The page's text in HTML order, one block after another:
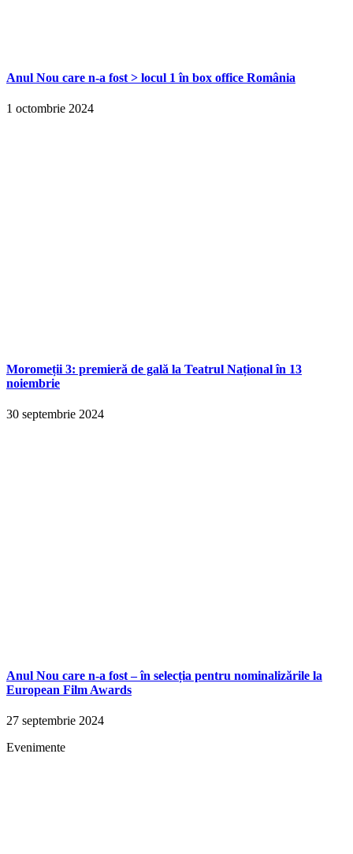
Anul Nou care n-a fost > locul 1 în box office România
1 octombrie 2024
Moromeții 3: premieră de gală la Teatrul Național în 13
noiembrie
30 septembrie 2024
Anul Nou care n-a fost – în selecția pentru nominalizările la
European Film Awards
27 septembrie 2024
Evenimente